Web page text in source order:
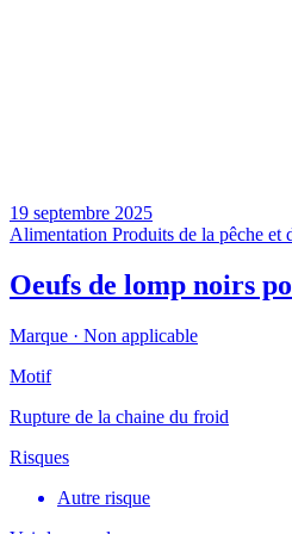
19 septembre 2025
Alimentation Produits de la pêche
Oeufs de lomp noirs
Marque · Non applicable
Motif
Rupture de la chaine du froid
Risques
Autre risque